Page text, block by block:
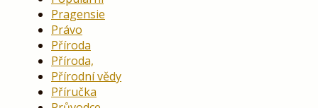
Pragensie
Právo
Příroda
Příroda,
Přírodní vědy
Příručka